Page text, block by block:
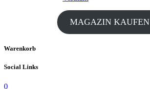
MAGAZIN KAUFEN
Warenkorb
Social Links
0